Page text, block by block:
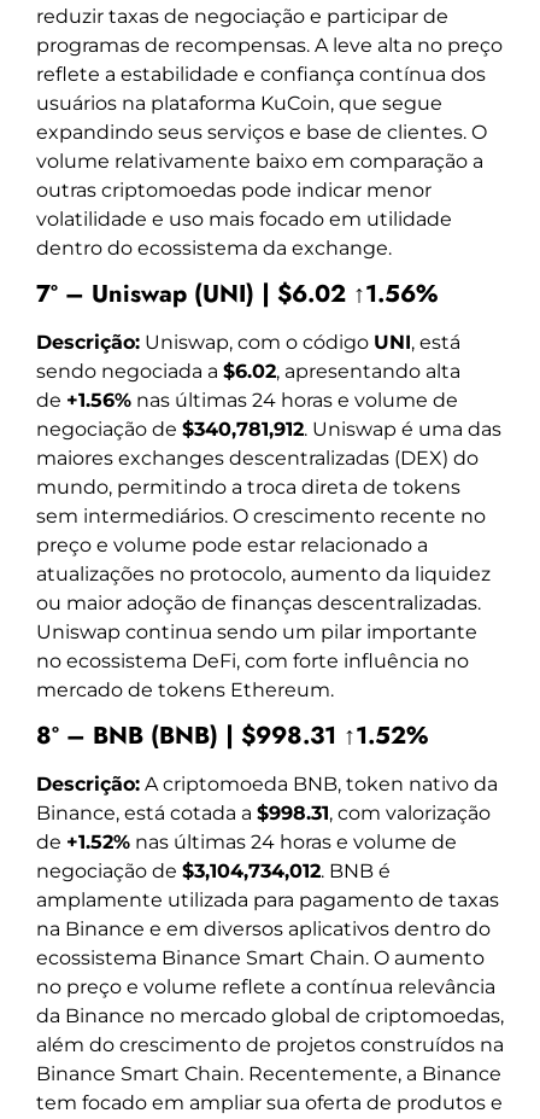
reduzir taxas de negociação e participar de
programas de recompensas. A leve alta no preço
reflete a estabilidade e confiança contínua dos
usuários na plataforma KuCoin, que segue
expandindo seus serviços e base de clientes. O
volume relativamente baixo em comparação a
outras criptomoedas pode indicar menor
volatilidade e uso mais focado em utilidade
dentro do ecossistema da exchange.
7º – Uniswap (UNI) | $6.02 ↑1.56%
Descrição: Uniswap, com o código UNI, está
sendo negociada a $6.02, apresentando alta
de +1.56% nas últimas 24 horas e volume de
negociação de $340,781,912. Uniswap é uma das
maiores exchanges descentralizadas (DEX) do
mundo, permitindo a troca direta de tokens
sem intermediários. O crescimento recente no
preço e volume pode estar relacionado a
atualizações no protocolo, aumento da liquidez
ou maior adoção de finanças descentralizadas.
Uniswap continua sendo um pilar importante
no ecossistema DeFi, com forte influência no
mercado de tokens Ethereum.
8º – BNB (BNB) | $998.31 ↑1.52%
Descrição: A criptomoeda BNB, token nativo da
Binance, está cotada a $998.31, com valorização
de +1.52% nas últimas 24 horas e volume de
negociação de $3,104,734,012. BNB é
amplamente utilizada para pagamento de taxas
na Binance e em diversos aplicativos dentro do
ecossistema Binance Smart Chain. O aumento
no preço e volume reflete a contínua relevância
da Binance no mercado global de criptomoedas,
além do crescimento de projetos construídos na
Binance Smart Chain. Recentemente, a Binance
tem focado em ampliar sua oferta de produtos e